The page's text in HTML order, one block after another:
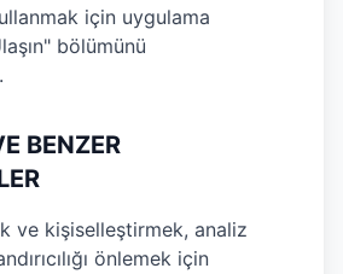
için uygulama
bölümünü
BENZER
ve kişiselleştirmek, analiz
önlemek için